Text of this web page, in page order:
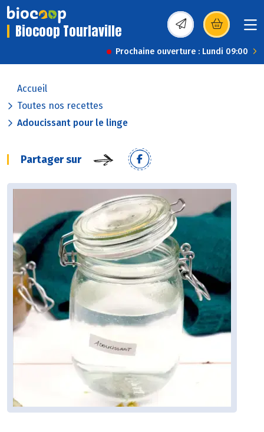
Biocoop Tourlaville (s’ouvre dans une
Prochaine ouverture : Lundi 09:00
Accueil
Toutes nos recettes
Adoucissant pour le linge
Partager sur